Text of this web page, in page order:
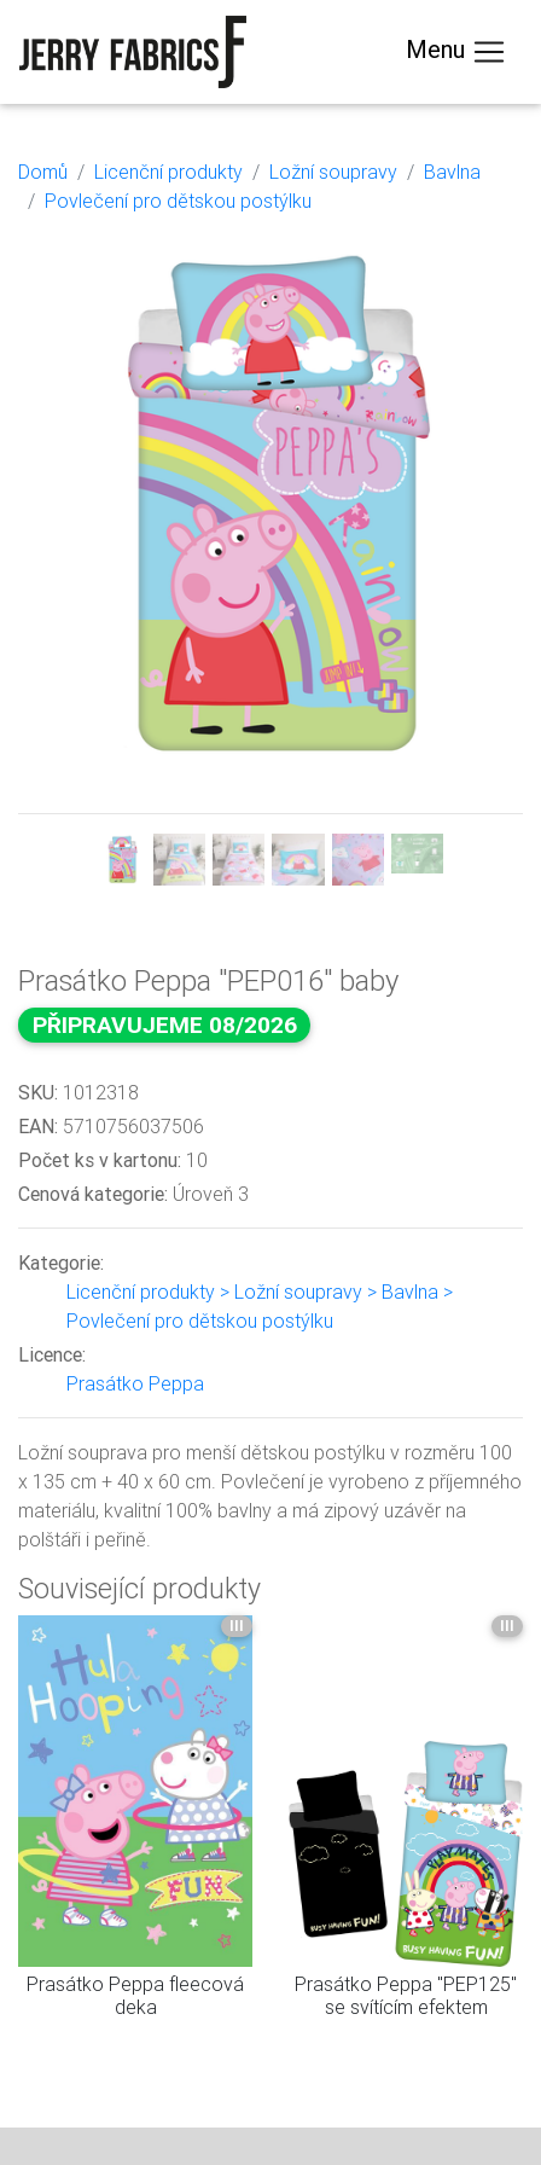
Menu
Domů Licenční produkty Ložní soupravy
Bavlna
Povlečení pro dětskou postýlku
Prasátko Peppa "PEP016" baby
PŘIPRAVUJEME 08/2026
SKU: 1012318
EAN: 5710756037506
Počet ks v kartonu: 10
Cenová kategorie: Úroveň 3
Kategorie:
Licenční produkty > Ložní soupravy > Bavlna >
Povlečení pro dětskou postýlku
Licence:
Prasátko Peppa
Ložní souprava pro menší dětskou postýlku v rozměru 100
x 135 cm + 40 x 60 cm. Povlečení je vyrobeno z příjemného
materiálu, kvalitní 100% bavlny a má zipový uzávěr na
polštáři i peřině.
Související produkty
III
Prasátko Peppa fleecová
deka
III
Prasátko Peppa "PEP125"
se svítícím efektem